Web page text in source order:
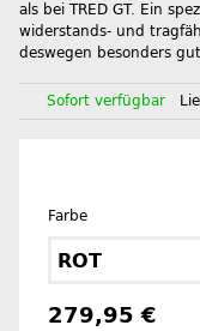
als bei TRED GT. Ein
widerstands- und
deswegen besonders
Sofort verfügbar
Farbe
ROT
279,95 €